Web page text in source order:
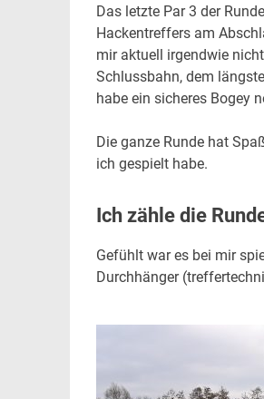
Das letzte Par 3 der
Hackentreffers am
mir aktuell irgendwie
Schlussbahn, dem
habe ein sicheres Bogey
Die ganze Runde hat
ich gespielt habe.
Ich zähle die
Gefühlt war es bei mir
Durchhänger